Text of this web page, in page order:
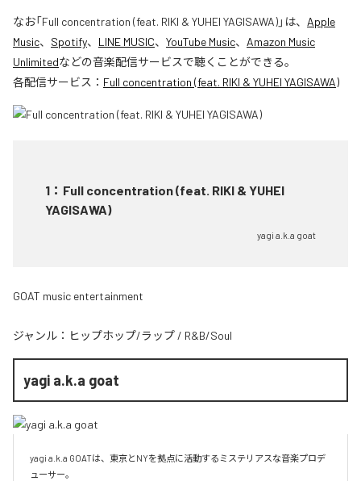
なお「Full concentration (feat. RIKI & YUHEI YAGISAWA)」は、 Apple
Music、 Spotify、 LINE MUSIC、 YouTube Music、 Amazon Music
Unlimitedなどの音楽配信サービスで聴くことができる。
各配信サービス： Full concentration (feat. RIKI & YUHEI YAGISAWA)
1 ： Full concentration (feat. RIKI & YUHEI
YAGISAWA)
yagi a.k.a goat
GOAT music entertainment
ジャンル： ヒップホップ/ラップ / R&B/Soul
yagi a.k.a goat
yagi a.k.a GOATは、東京とNYを拠点に活動するミステリアスな音楽プロデ
ューサー。